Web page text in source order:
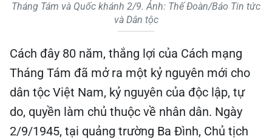
Tháng Tám và Quốc khánh 2/9. Ảnh: Thế Đoàn/Báo Tin tức
và Dân tộc
Cách đây 80 năm, thắng lợi của Cách mạng
Tháng Tám đã mở ra một kỷ nguyên mới cho
dân tộc Việt Nam, kỷ nguyên của độc lập, tự
do, quyền làm chủ thuộc về nhân dân. Ngày
2/9/1945, tại quảng trường Ba Đình, Chủ tịch